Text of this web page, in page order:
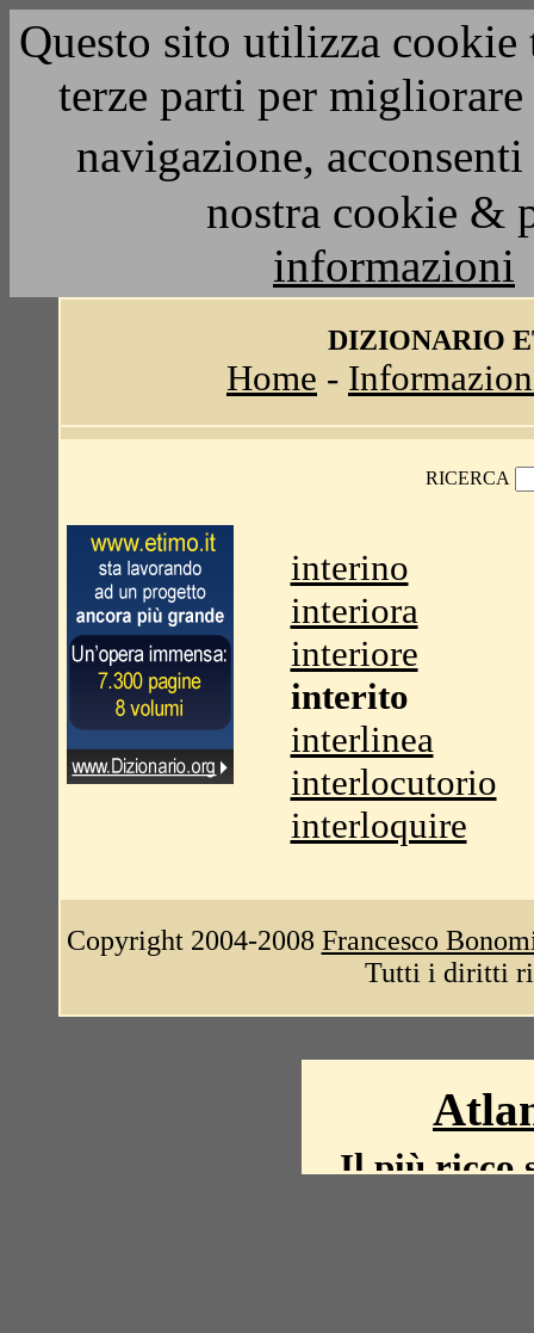
Questo sito utilizza
terze parti per
navigazione,
nostra cookie &
informazioni
DIZIONARIO
Home -
RICERCA
interino
interiora
interiore
interito
interlinea
interlocutorio
interloquire
Copyright 2004-2008 Francesco
Tutti i diritti
Il più ricco